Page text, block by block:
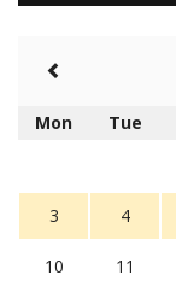
Mon Tue
3 4
10 11